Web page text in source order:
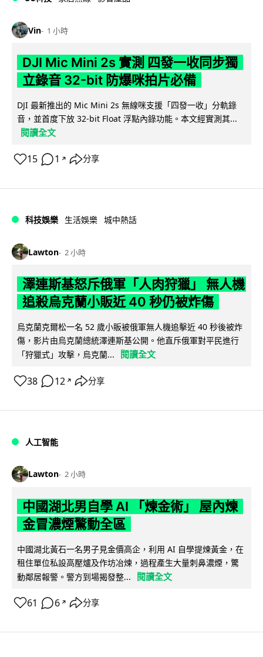
Vin 1 小時
DJI Mic Mini 2s 實測 四發一收同步獨
立錄音 32-bit 防爆咪拍片必備
DJI 最新推出的 Mic Mini 2s 無線咪支援「四發一收」分軌錄
音，並首度下放 32-bit Float 浮點內錄功能。本文經實測其...
閱讀全文
15 1 ↗ 分享
科技娛樂 生活娛樂 城中熱話
Lawton 2 小時
澤連斯基怒斥俄軍「人肉狩獵」 無人機
追殺烏克蘭小販近 40 秒仍被炸傷
烏克蘭克爾松一名 52 歲小販被俄軍無人機追擊近 40 秒後被炸
傷，影片由烏克蘭總統澤連斯基公開。他直斥俄軍對平民進行
「狩獵式」攻擊，烏克蘭...
閱讀全文
38 12 ↗ 分享
人工智能
Lawton 2 小時
中國湖北男自學 AI 「煉金術」 屋內煉
金冒濃煙驚動全區
中國湖北黃石一名男子見金價高企，利用 AI 自學提煉黃金，在
租住單位私設高壓爐及作坊冶煉，過程產生大量刺鼻濃煙，驚
動鄰居報警。警方到場揭發整...
閱讀全文
61 6 ↗ 分享